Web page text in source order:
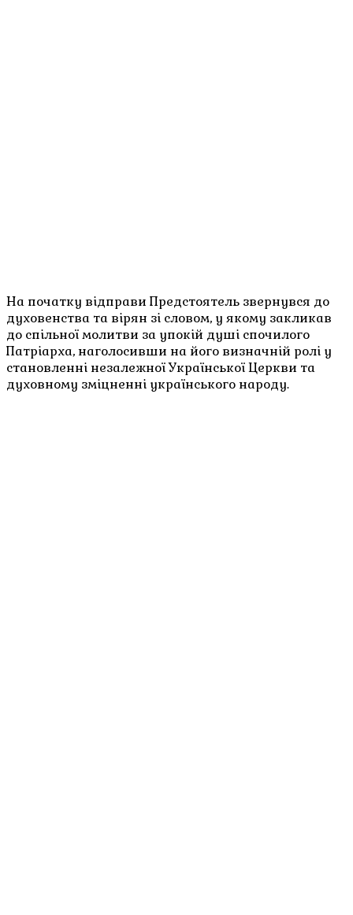
На початку відправи Предстоятель звернувся до
духовенства та вірян зі словом, у якому закликав
до спільної молитви за упокій душі спочилого
Патріарха, наголосивши на його визначній ролі у
становленні незалежної Української Церкви та
духовному зміцненні українського народу.